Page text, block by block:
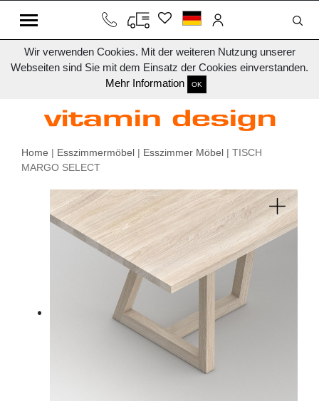
Wir verwenden Cookies. Mit der weiteren Nutzung unserer
Webseiten sind Sie mit dem Einsatz der Cookies einverstanden.
Mehr Information
OK
Home | Esszimmermöbel | Esszimmer Möbel | TISCH
MARGO SELECT